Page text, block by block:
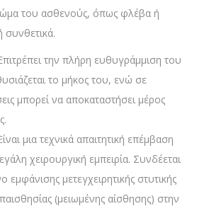
του ασθενούς, όπως φλέβα ή
συνθετικά.
την πλήρη ευθυγράμμιση του
το μήκος του, ενώ σε
μπορεί να αποκαταστήσει μέρος
μια τεχνικά απαιτητική επέμβαση
χειρουργική εμπειρία. Συνδέεται
εμφάνισης μετεγχειρητικής στυτικής
(μειωμένης αίσθησης) στην